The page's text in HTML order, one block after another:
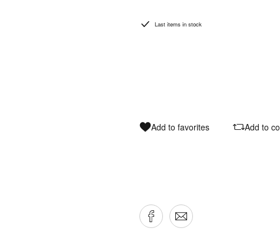
Last items in stock
Add to favorites Add to